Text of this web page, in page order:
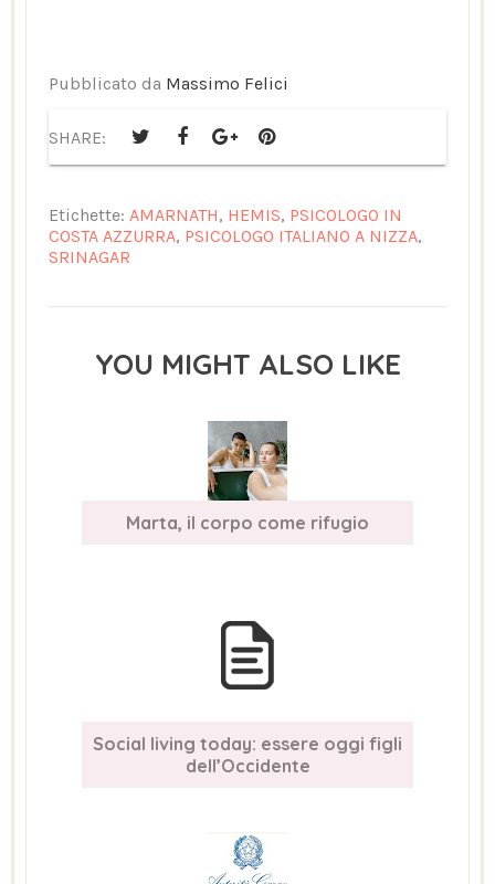
Pubblicato da Massimo Felici
SHARE:
Etichette: AMARNATH, HEMIS, PSICOLOGO IN
COSTA AZZURRA, PSICOLOGO ITALIANO A NIZZA,
SRINAGAR
YOU MIGHT ALSO LIKE
Marta, il corpo come rifugio
Social living today: essere oggi figli
dell’Occidente